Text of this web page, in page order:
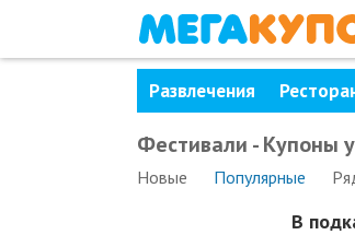
Развлечения
Фестивали - Купоны
Новые Популярные
В